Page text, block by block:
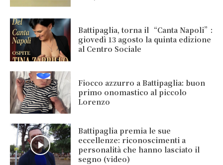
Battipaglia, torna il “Canta Napoli”:
giovedì 13 agosto la quinta edizione
al Centro Sociale
Fiocco azzurro a Battipaglia: buon
primo onomastico al piccolo
Lorenzo
Battipaglia premia le sue
eccellenze: riconoscimenti a
personalità che hanno lasciato il
segno (video)